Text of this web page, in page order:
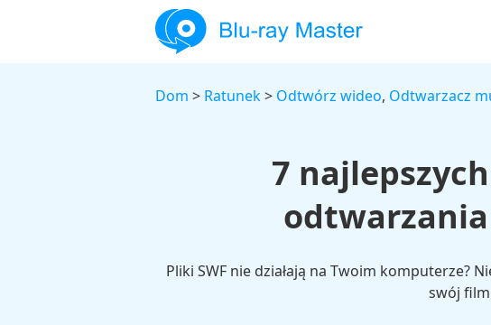
Dom > Ratunek> Odtwórz wideo, Odtwarzacz
7
Pliki SWF nie działają na Twoim komputerze?
swój